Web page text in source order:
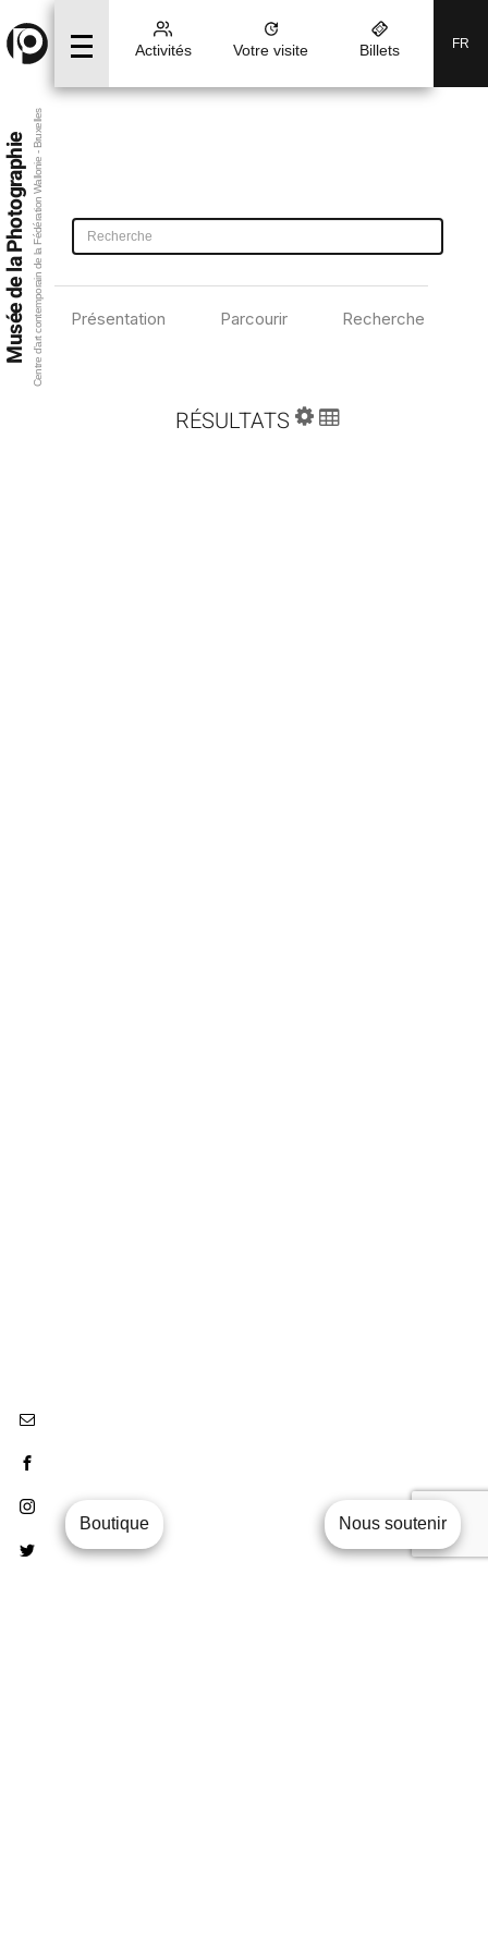
Boutique Nous soutenir
Musée de la PhotographieCentre d’art contemporain de la Fédération Wallonie - Bruxelles
Activités Votre visite Billets FR
Présentation Parcourir Recherche
RÉSULTATS